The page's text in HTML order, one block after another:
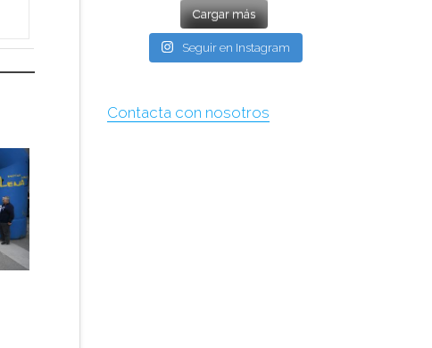
Cargar más
Seguir en Instagram
Contacta con nosotros